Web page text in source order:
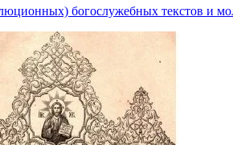
богослужебных текстов и